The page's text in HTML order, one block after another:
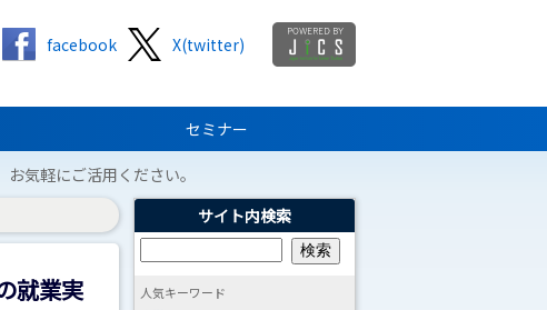
X(twitter)
facebook
セミナー
気軽にご活用ください。
就業実
サイト内検索
人気キーワード